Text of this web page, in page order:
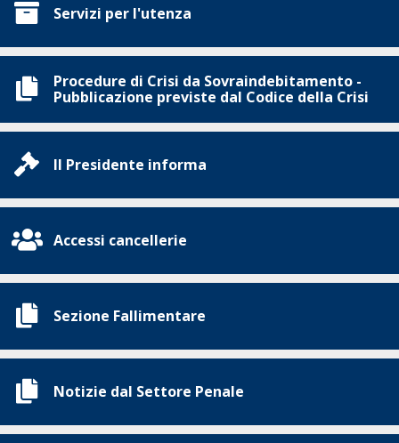
Servizi per l'utenza
Procedure di Crisi da Sovraindebitamento -
Pubblicazione previste dal Codice della Crisi
Il Presidente informa
Accessi cancellerie
Sezione Fallimentare
Notizie dal Settore Penale